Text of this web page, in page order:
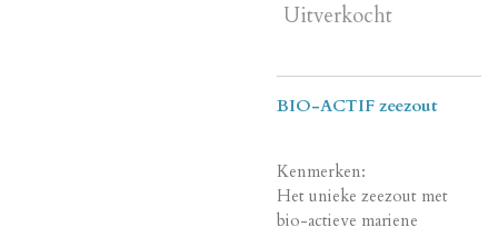
Uitverkocht
BIO-ACTIF zeezout
Kenmerken:
Het unieke zeezout met
bio-actieve mariene